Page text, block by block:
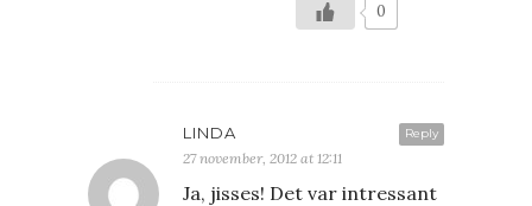
0
Reply
LINDA
27 november, 2012 at 12:11
Ja, jisses! Det var intressant